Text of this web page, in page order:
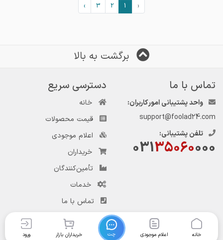
‹
1
2
3
›
برگشت به بالا
تماس با ما
واحد پشتیبانی امور کاربران:
support@foolad24.com
تلفن پشتیبانی:
03135060000
دسترسی سریع
خانه
قیمت محصولات
اعلام موجودی
خریداران
تأمین‌کنندگان
خدمات
تماس با ما
خانه اعلام موجودی چت خریداران بازار ورود